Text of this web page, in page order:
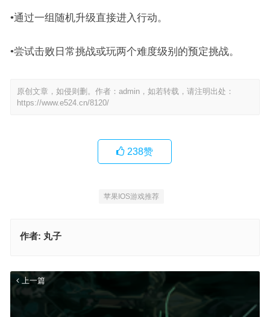
•通过一组随机升级直接进入行动。
•尝试击败日常挑战或玩两个难度级别的预定挑战。
原创文章，如侵则删。作者：admin，如若转载，请注明出处：
https://www.e524.cn/8120/
238赞
苹果IOS游戏推荐
作者: 丸子
上一篇